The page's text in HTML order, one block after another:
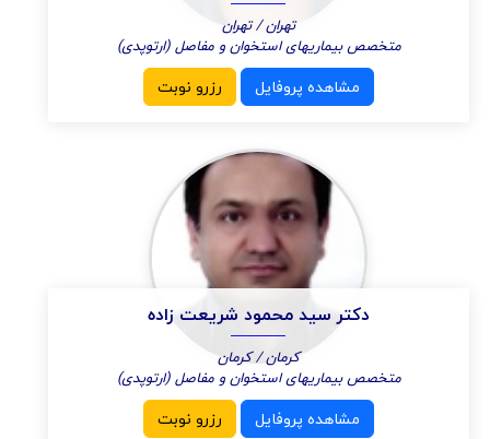
تهران / تهران
متخصص بیماریهای استخوان و مفاصل (ارتوپدی)
مشاهده پروفایل رزرو نوبت
دکتر سید محمود شریعت زاده
کرمان / کرمان
متخصص بیماریهای استخوان و مفاصل (ارتوپدی)
مشاهده پروفایل رزرو نوبت